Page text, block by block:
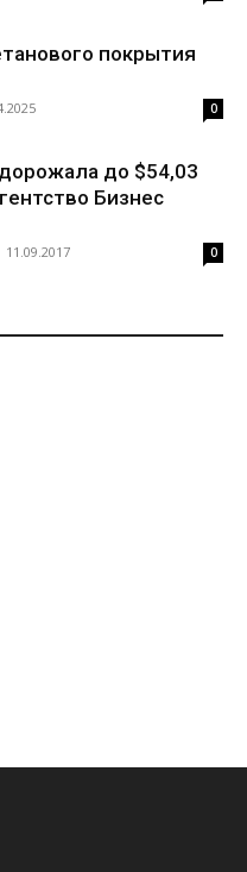
покрытия
0
до $54,03
Бизнес
11.09.2017 0